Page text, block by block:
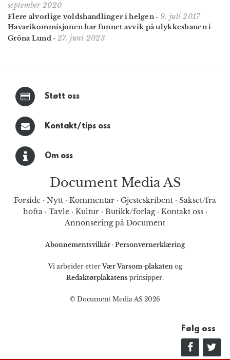
september 2020
Flere alvorlige voldshandlinger i helgen- 9. juli 2017
Havarikommisjonen har funnet avvik på ulykkesbanen i
Gröna Lund -27. juni 2023
Støtt oss
Kontakt/tips oss
Om oss
Document Media AS
Forside · Nytt · Kommentar · Gjesteskribent · Sakset/fra
hofta· Tavle· Kultur· Butikk/forlag· Kontakt oss·
Annonsering på Document
Abonnementsvilkår · Personvernerklæring
Vi arbeider etterVær Varsom-plakaten og
Redaktørplakatens prinsipper.
© Document Media AS 2026
Følg oss